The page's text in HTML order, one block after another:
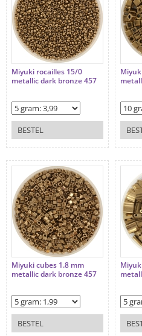
Miyuki rocailles 15/0
metallic dark bronze 457
BESTEL
Miyuki cubes 1.8 mm
metallic dark bronze 457
BESTEL